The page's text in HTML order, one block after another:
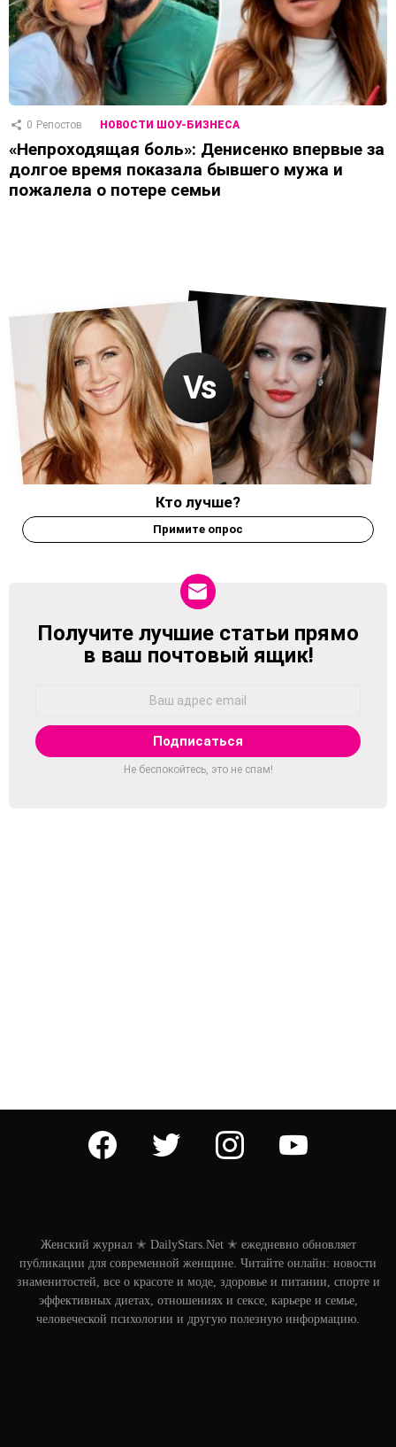
0 Репостов НОВОСТИ ШОУ-БИЗНЕСА
«Непроходящая боль»: Денисенко впервые за
долгое время показала бывшего мужа и
пожалела о потере семьи
Кто лучше?
Примите опрос
NEWSLETTER
Получите лучшие статьи прямо
в ваш почтовый ящик!
Не беспокойтесь, это не спам!
facebook twitter instagram youtube
Женский журнал ✭ DailyStars.Net ✭ ежедневно обновляет
публикации для современной женщине. Читайте онлайн: новости
знаменитостей, все о красоте и моде, здоровье и питании, спорте и
эффективных диетах, отношениях и сексе, карьере и семье,
человеческой психологии и другую полезную информацию.